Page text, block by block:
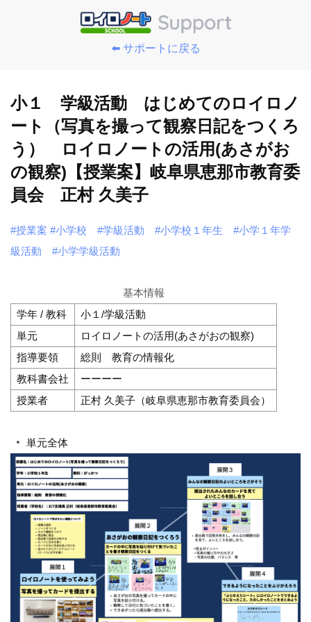
⬅️ サポートに戻る
小１ 学級活動 はじめてのロイロノ
ート（写真を撮って観察日記をつくろ
う） ロイロノートの活用(あさがお
の観察)【授業案】岐阜県恵那市教育委
員会 正村 久美子
#授業案 #小学校 #学級活動 #小学校１年生
#小学１年学
級活動
#小学学級活動
基本情報
学年 / 教科
小１/学級活動
単元
ロイロノートの活用(あさがおの観察)
指導要領
総則 教育の情報化
教科書会社
ーーーー
授業者
正村 久美子（岐阜県恵那市教育委員会）
単元全体